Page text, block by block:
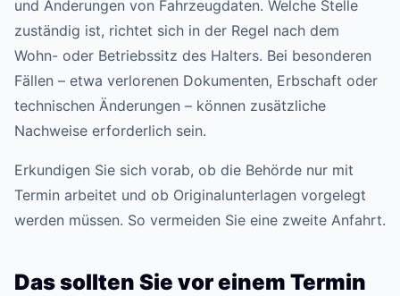
und Änderungen von Fahrzeugdaten. Welche Stelle
zuständig ist, richtet sich in der Regel nach dem
Wohn- oder Betriebssitz des Halters. Bei besonderen
Fällen – etwa verlorenen Dokumenten, Erbschaft oder
technischen Änderungen – können zusätzliche
Nachweise erforderlich sein.
Erkundigen Sie sich vorab, ob die Behörde nur mit
Termin arbeitet und ob Originalunterlagen vorgelegt
werden müssen. So vermeiden Sie eine zweite Anfahrt.
Das sollten Sie vor einem Termin